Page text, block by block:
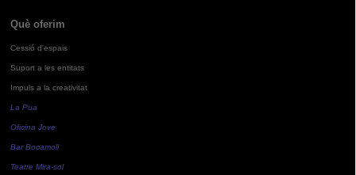
Què oferim
Cessió d'espais
Suport a les entitats
Impuls a la creativitat
La Pua
Oficina Jove
Bar Bocamoll
Teatre Mira-sol